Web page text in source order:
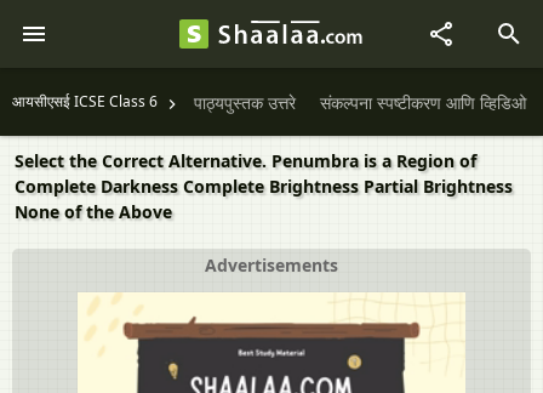
आयसीएसई ICSE Class 6 पाठ्यपुस्तक उत्तरे संकल्पना स्पष्टीकरण आणि व्हिडिओ
Select the Correct Alternative. Penumbra is a Region of
Complete Darkness Complete Brightness Partial Brightness
None of the Above
Advertisements